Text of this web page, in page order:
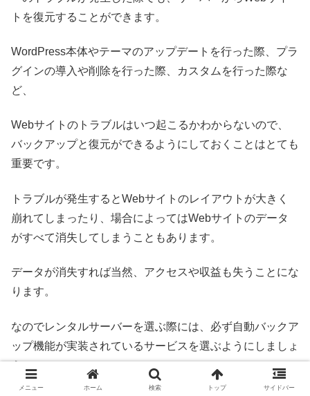
トを復元することができます。
WordPress本体やテーマのアップデートを行った際、プラ
グインの導入や削除を行った際、カスタムを行った際な
ど、
Webサイトのトラブルはいつ起こるかわからないので、
バックアップと復元ができるようにしておくことはとても
重要です。
トラブルが発生するとWebサイトのレイアウトが大きく
崩れてしまったり、場合によってはWebサイトのデータ
がすべて消失してしまうこともあります。
データが消失すれば当然、アクセスや収益も失うことにな
ります。
なのでレンタルサーバーを選ぶ際には、必ず自動バックア
ップ機能が実装されているサービスを選ぶようにしましょ
う。
メニュー ホーム 検索 トップ サイドバー